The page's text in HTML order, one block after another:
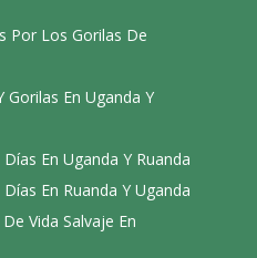
Por Los Gorilas De
Gorilas En Uganda Y
En Uganda Y Ruanda
En Ruanda Y Uganda
Vida Salvaje En